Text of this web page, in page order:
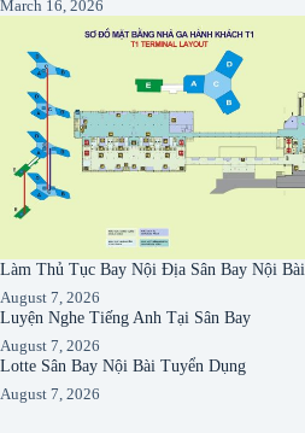
March 16, 2026
Làm Thủ Tục Bay Nội Địa Sân Bay Nội Bài
August 7, 2026
Luyện Nghe Tiếng Anh Tại Sân Bay
August 7, 2026
Lotte Sân Bay Nội Bài Tuyển Dụng
August 7, 2026